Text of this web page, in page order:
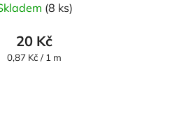
(8 ks)
20 Kč
Měrná
0,87 Kč / 1 m